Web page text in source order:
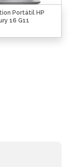
Portátil HP
16 G11